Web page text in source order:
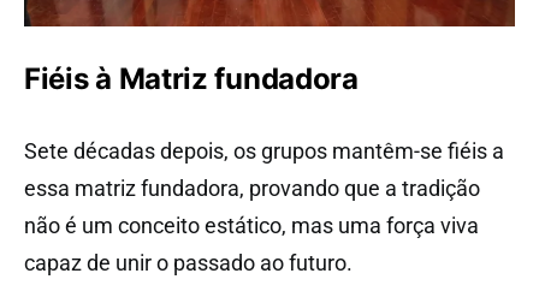
Fiéis à Matriz fundadora
Sete décadas depois, os grupos mantêm-se fiéis a
essa matriz fundadora, provando que a tradição
não é um conceito estático, mas uma força viva
capaz de unir o passado ao futuro.